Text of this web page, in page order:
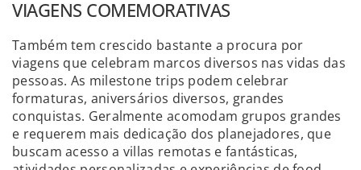
VIAGENS COMEMORATIVAS
Também tem crescido bastante a procura por
viagens que celebram marcos diversos nas vidas das
pessoas. As milestone trips podem celebrar
formaturas, aniversários diversos, grandes
conquistas. Geralmente acomodam grupos grandes
e requerem mais dedicação dos planejadores, que
buscam acesso a villas remotas e fantásticas,